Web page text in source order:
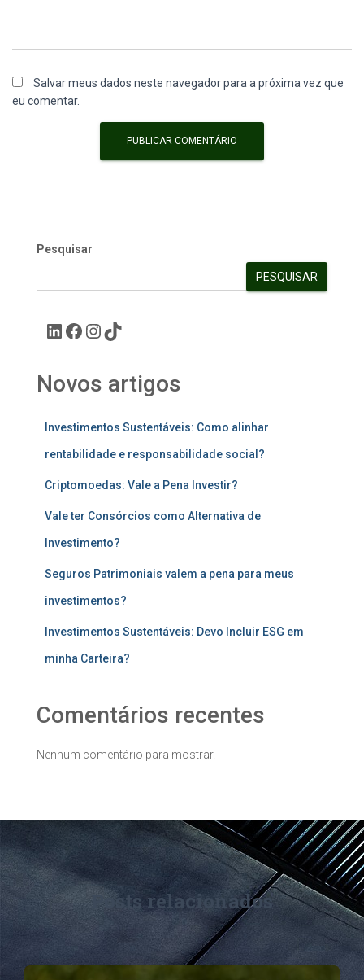
Salvar meus dados neste navegador para a próxima vez que
eu comentar.
Pesquisar
PESQUISAR
Novos artigos
Investimentos Sustentáveis: Como alinhar
rentabilidade e responsabilidade social?
Criptomoedas: Vale a Pena Investir?
Vale ter Consórcios como Alternativa de
Investimento?
Seguros Patrimoniais valem a pena para meus
investimentos?
Investimentos Sustentáveis: Devo Incluir ESG em
minha Carteira?
Comentários recentes
Nenhum comentário para mostrar.
Posts relacionados